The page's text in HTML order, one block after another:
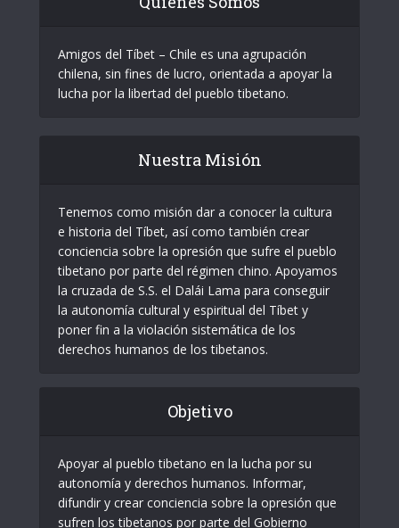
Amigos del Tíbet – Chile es una agrupación
chilena, sin fines de lucro, orientada a apoyar la
lucha por la libertad del pueblo tibetano.
Nuestra Misión
Tenemos como misión dar a conocer la cultura
e historia del Tíbet, así como también crear
conciencia sobre la opresión que sufre el pueblo
tibetano por parte del régimen chino. Apoyamos
la cruzada de S.S. el Dalái Lama para conseguir
la autonomía cultural y espiritual del Tíbet y
poner fin a la violación sistemática de los
derechos humanos de los tibetanos.
Objetivo
Apoyar al pueblo tibetano en la lucha por su
autonomía y derechos humanos. Informar,
difundir y crear conciencia sobre la opresión que
sufren los tibetanos por parte del Gobierno